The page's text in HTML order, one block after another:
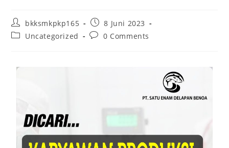
bkksmkpkp165
8 Juni 2023
Uncategorized
0 Comments